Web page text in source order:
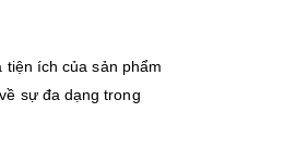
ích của sản phẩm
sự đa dạng trong